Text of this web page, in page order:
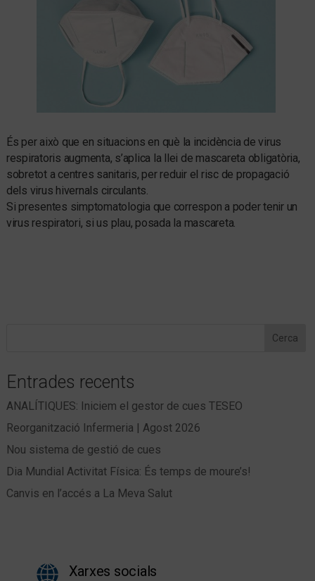
És per això que en situacions en què la incidència de virus
respiratoris augmenta, s’aplica la llei de mascareta obligatòria,
sobretot a centres sanitaris, per reduir el risc de propagació
dels virus hivernals circulants.
Si presentes simptomatologia que correspon a poder tenir un
virus respiratori, si us plau, posada la mascareta.
Cerca
Entrades recents
ANALÍTIQUES: Iniciem el gestor de cues TESEO
Reorganització Infermeria | Agost 2026
Nou sistema de gestió de cues
Dia Mundial Activitat Física: És temps de moure’s!
Canvis en l’accés a La Meva Salut
Xarxes socials